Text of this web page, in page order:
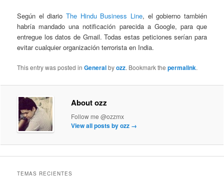
Según el diario The Hindu Business Line, el gobierno también
habría mandado una notificación parecida a Google, para que
entregue los datos de Gmail. Todas estas peticiones serían para
evitar cualquier organización terrorista en India.
This entry was posted inGeneralbyozz. Bookmark thepermalink.
About ozz
Follow me @ozzmx
View all posts by ozz →
TEMAS RECIENTES